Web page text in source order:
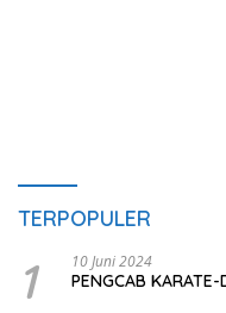
TERPOPULER
1 10 Juni 2024
PENGCAB